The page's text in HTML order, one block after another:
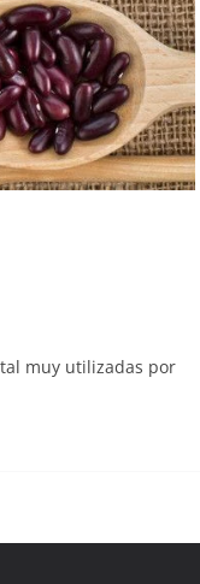
muy utilizadas por